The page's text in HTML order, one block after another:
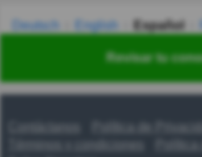
Revisar tu
Deutsch English Español
Українська हिन्दी
Contáctanos
Política de
Términos y condiciones